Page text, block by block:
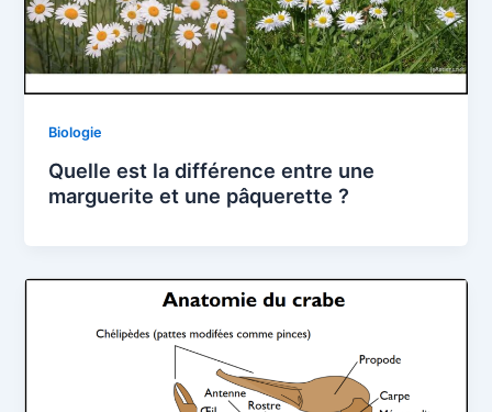
Biologie
Quelle est la différence entre une
marguerite et une pâquerette ?